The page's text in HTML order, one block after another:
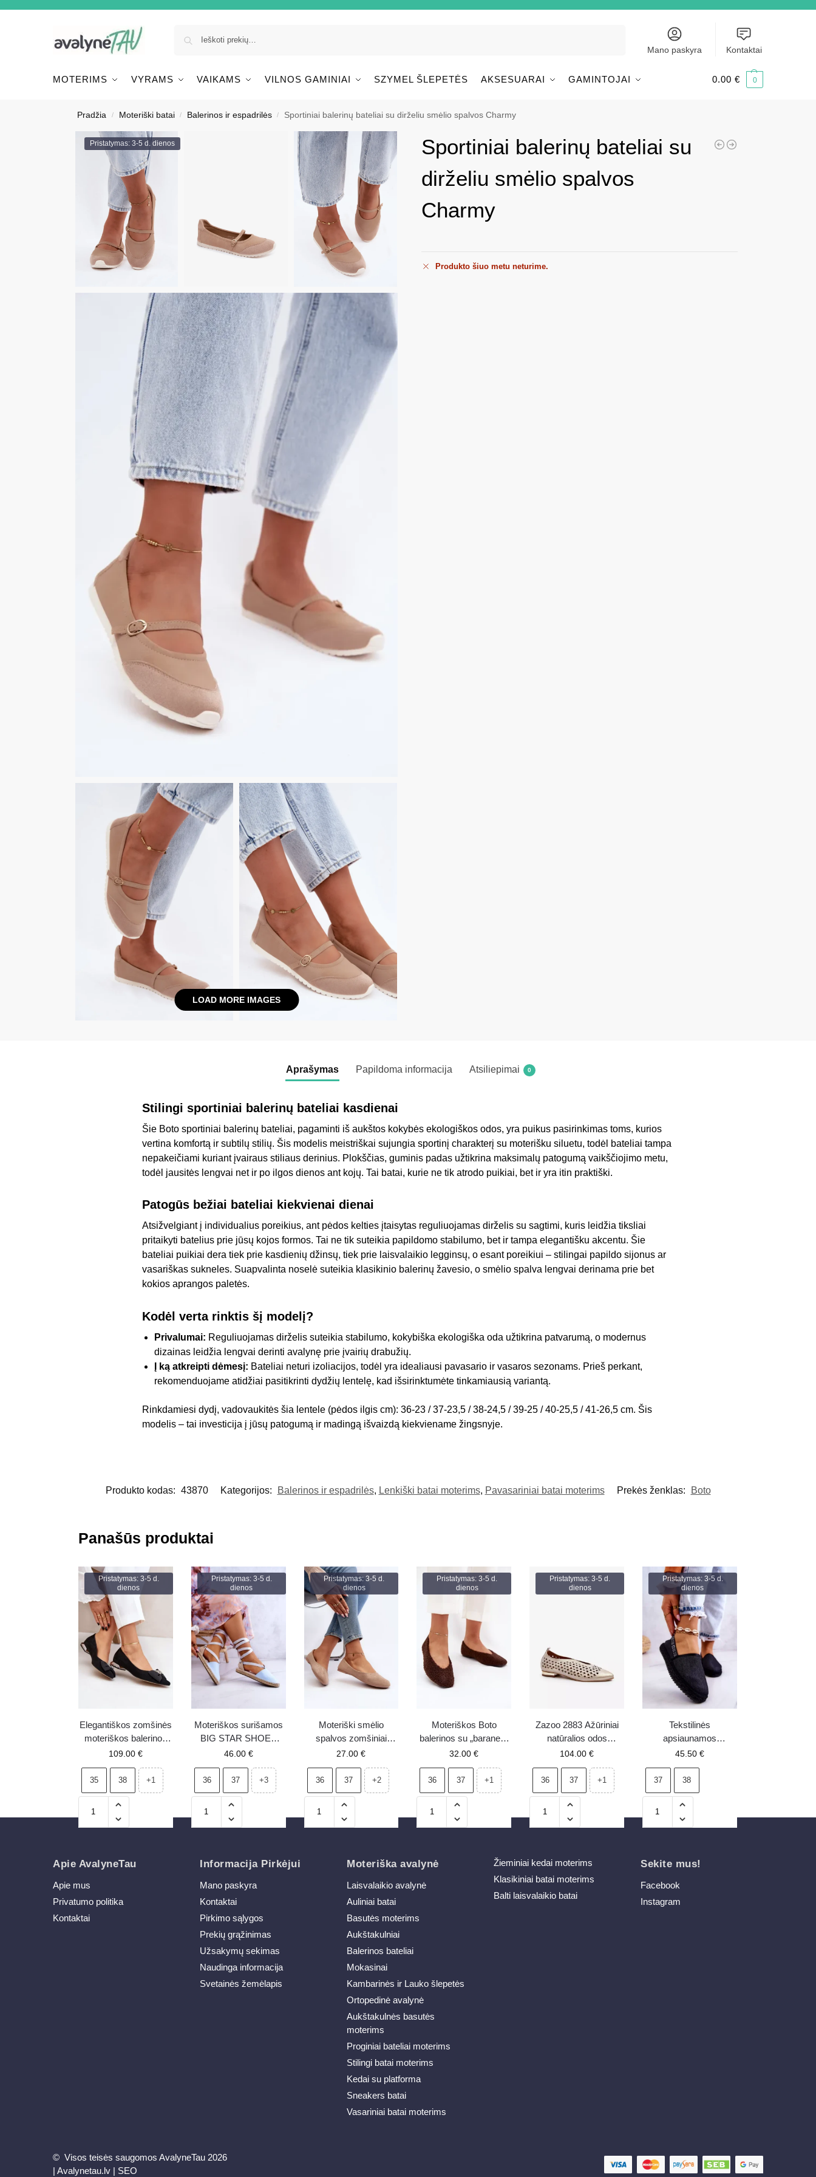
Mano paskyra Kontaktai
MOTERIMS VYRAMS VAIKAMS VILNOS GAMINIAI SZYMEL ŠLEPETĖS AKSESUARAI GAMINTOJAI 0.00 € 0
Pradžia / Moteriški batai / Balerinos ir espadrilės / Sportiniai balerinų bateliai su dirželiu smėlio spalvos Charmy
Pristatymas: 3-5 d. dienos
LOAD MORE IMAGES
Sportiniai balerinų bateliai su
dirželiu smėlio spalvos
Charmy
Produkto šiuo metu neturime.
Aprašymas Papildoma informacija Atsiliepimai 0
Stilingi sportiniai balerinų bateliai kasdienai
Šie Boto sportiniai balerinų bateliai, pagaminti iš aukštos kokybės ekologiškos odos, yra puikus pasirinkimas toms, kurios
vertina komfortą ir subtilų stilių. Šis modelis meistriškai sujungia sportinį charakterį su moterišku siluetu, todėl bateliai tampa
nepakeičiami kuriant įvairaus stiliaus derinius. Plokščias, guminis padas užtikrina maksimalų patogumą vaikščiojimo metu,
todėl jausitės lengvai net ir po ilgos dienos ant kojų. Tai batai, kurie ne tik atrodo puikiai, bet ir yra itin praktiški.
Patogūs bežiai bateliai kiekvienai dienai
Atsižvelgiant į individualius poreikius, ant pėdos kelties įtaisytas reguliuojamas dirželis su sagtimi, kuris leidžia tiksliai
pritaikyti batelius prie jūsų kojos formos. Tai ne tik suteikia papildomo stabilumo, bet ir tampa elegantišku akcentu. Šie
bateliai puikiai dera tiek prie kasdienių džinsų, tiek prie laisvalaikio legginsų, o esant poreikiui – stilingai papildo sijonus ar
vasariškas sukneles. Suapvalinta noselė suteikia klasikinio balerinų žavesio, o smėlio spalva lengvai derinama prie bet
kokios aprangos paletės.
Kodėl verta rinktis šį modelį?
Privalumai: Reguliuojamas dirželis suteikia stabilumo, kokybiška ekologiška oda užtikrina patvarumą, o modernus
dizainas leidžia lengvai derinti avalynę prie įvairių drabužių.
Į ką atkreipti dėmesį: Bateliai neturi izoliacijos, todėl yra idealiausi pavasario ir vasaros sezonams. Prieš perkant,
rekomenduojame atidžiai pasitikrinti dydžių lentelę, kad išsirinktumėte tinkamiausią variantą.
Rinkdamiesi dydį, vadovaukitės šia lentele (pėdos ilgis cm): 36-23 / 37-23,5 / 38-24,5 / 39-25 / 40-25,5 / 41-26,5 cm. Šis
modelis – tai investicija į jūsų patogumą ir madingą išvaizdą kiekviename žingsnyje.
Produkto kodas: 43870 Kategorijos: Balerinos ir espadrilės, Lenkiški batai moterims, Pavasariniai batai moterims Prekės ženklas: Boto
Panašūs produktai
Pristatymas: 3-5 d.
dienos
Elegantiškos zomšinės
moteriškos balerinos
su kaspinėliu Laura
109.00 €
35 38 +1
Pristatymas: 3-5 d.
dienos
Moteriškos surišamos
BIG STAR SHOES
espadrilės JJ274863
46.00 €
36 37 +3
Pristatymas: 3-5 d.
dienos
Moteriški smėlio
spalvos zomšiniai
balerinai Lasota
27.00€
36 37 +2
Pristatymas: 3-5 d.
dienos
Moteriškos Boto
balerinos su „baranek“
kailiuku, šokoladinės
32.00€
36 37 +1
Pristatymas: 3-5 d.
dienos
Zazoo 2883 Ažūriniai
natūralios odos
balerinai auksiniai
104.00€
36 37 +1
Pristatymas: 3-5 d.
dienos
Tekstilinės
apsiaunamos
espadrilės Big Star
45.50 €
37 38
Apie AvalyneTau
Apie mus
Privatumo politika
Kontaktai
Informacija Pirkėjui
Mano paskyra
Kontaktai
Pirkimo sąlygos
Prekių grąžinimas
Užsakymų sekimas
Naudinga informacija
Svetainės žemėlapis
Moteriška avalynė
Laisvalaikio avalynė
Auliniai batai
Basutės moterims
Aukštakulniai
Balerinos bateliai
Mokasinai
Kambarinės ir Lauko šlepetės
Ortopedinė avalynė
Aukštakulnės basutės
moterims
Proginiai bateliai moterims
Stilingi batai moterims
Kedai su platforma
Sneakers batai
Vasariniai batai moterims
Žieminiai kedai moterims
Klasikiniai batai moterims
Balti laisvalaikio batai
Sekite mus!
Facebook
Instagram
© Visos teisės saugomos AvalyneTau 2026
| Avalynetau.lv | SEO